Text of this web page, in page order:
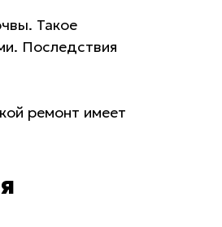
Такое
Последствия
ремонт имеет